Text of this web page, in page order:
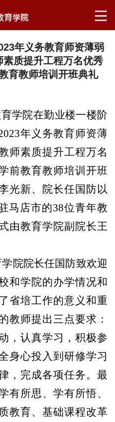
年义务教育师资薄弱
质提升工程万名优秀
育教师培训开班典礼
学院在勤业楼一楼阶
年义务教育师资薄
师素质提升工程万名
前教育教师培训开班
光新、院长任国防以
马店市的38位青年教
由教育学院副院长王
院院长任国防致欢迎
和学院的办学情况和
省培工作的意义和重
教师提出三点要求：
，认真学习，积极参
身心投入到研修学习
，完成各项任务。最
有所思、学有所悟、
教育、基础课程改革